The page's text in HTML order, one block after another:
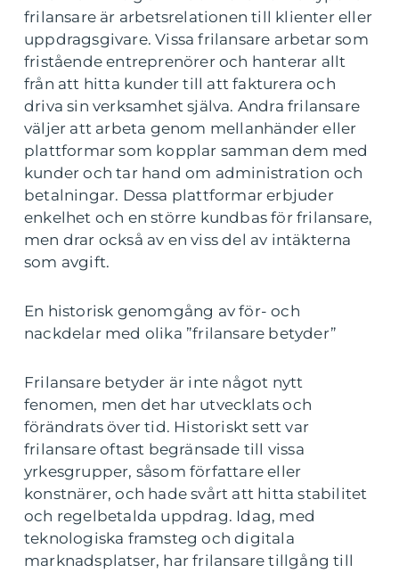
frilansare är arbetsrelationen till klienter eller
uppdragsgivare. Vissa frilansare arbetar som
fristående entreprenörer och hanterar allt
från att hitta kunder till att fakturera och
driva sin verksamhet själva. Andra frilansare
väljer att arbeta genom mellanhänder eller
plattformar som kopplar samman dem med
kunder och tar hand om administration och
betalningar. Dessa plattformar erbjuder
enkelhet och en större kundbas för frilansare,
men drar också av en viss del av intäkterna
som avgift.
En historisk genomgång av för- och
nackdelar med olika ”frilansare betyder”
Frilansare betyder är inte något nytt
fenomen, men det har utvecklats och
förändrats över tid. Historiskt sett var
frilansare oftast begränsade till vissa
yrkesgrupper, såsom författare eller
konstnärer, och hade svårt att hitta stabilitet
och regelbetalda uppdrag. Idag, med
teknologiska framsteg och digitala
marknadsplatser, har frilansare tillgång till